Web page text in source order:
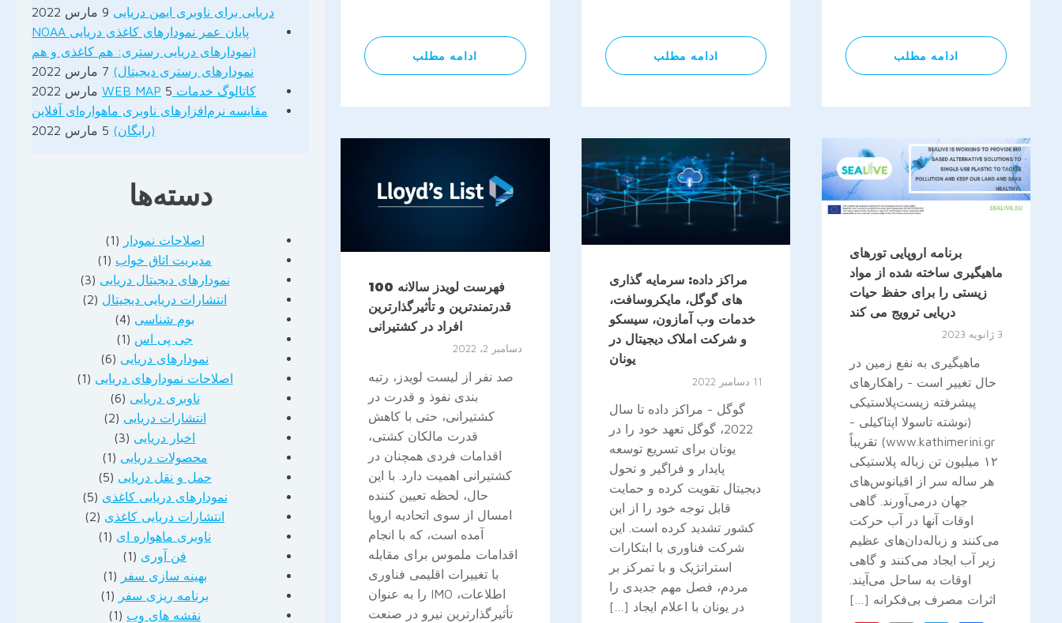
ادامه مطلب ادامه مطلب ادامه مطلب
برنامه اروپایی تورهای
ماهیگیری ساخته شده از مواد
زیستی را برای حفظ حیات
دریایی ترویج می کند
3 ژانویه 2023
ماهیگیری به نفع زمین در
حال تغییر است - راهکارهای
پیشرفته زیست‌پلاستیکی
(نوشته تاسولا اپتاکیلی -
www.kathimerini.gr) تقریباً
۱۲ میلیون تن زباله پلاستیکی
هر ساله سر از اقیانوس‌های
جهان درمی‌آورند. گاهی
اوقات آنها در آب حرکت
می‌کنند و زباله‌دان‌های عظیم
زیر آب ایجاد می‌کنند و گاهی
اوقات به ساحل می‌آیند.
اثرات مصرف بی‌فکرانه […]
مراکز داده: سرمایه گذاری
های گوگل، مایکروسافت،
خدمات وب آمازون، سیسکو
و شرکت املاک دیجیتال در
یونان
11 دسامبر 2022
گوگل - مراکز داده تا سال
2022، گوگل تعهد خود را در
یونان برای تسریع توسعه
پایدار و فراگیر و تحول
دیجیتال تقویت کرده و حمایت
قابل توجه خود را از این
کشور تشدید کرده است. این
شرکت فناوری با ابتکارات
استراتژیک و با تمرکز بر
مردم، فصل مهم جدیدی را
در یونان با اعلام ایجاد […]
فهرست لویدز سالانه 100
قدرتمندترین و تأثیرگذارترین
افراد در کشتیرانی
دسامبر 2، 2022
صد نفر از لیست لویدز، رتبه
بندی نفوذ و قدرت در
کشتیرانی، حتی با کاهش
قدرت مالکان کشتی،
اقدامات فردی همچنان در
کشتیرانی اهمیت دارد. با این
حال، لحظه تعیین کننده
امسال از سوی اتحادیه اروپا
آمده است، که با انجام
اقدامات ملموس برای مقابله
با تغییرات اقلیمی فناوری
اطلاعات، IMO را به عنوان
تأثیرگذارترین نیرو در صنعت
دریایی برای ناوبری ایمن دریایی 9 مارس 2022
پایان عمر نمودارهای کاغذی دریایی NOAA
(نمودارهای دریایی رستری: هم کاغذی و هم
نمودارهای رستری دیجیتال) 7 مارس 2022
کاتالوگ خدمات WEB MAP 5 مارس 2022
مقایسه نرم‌افزارهای ناوبری ماهواره‌ای آفلاین
(رایگان) 5 مارس 2022
دسته‌ها
اصلاحات نمودار
(1)
مدیریت اتاق خواب (1)
نمودارهای دیجیتال دریایی (3)
انتشارات دریایی دیجیتال (2)
بوم شناسی (4)
جی پی اس (1)
نمودارهای دریایی (6)
اصلاحات نمودارهای دریایی (1)
ناوبری دریایی (6)
انتشارات دریایی (2)
اخبار دریایی (3)
محصولات دریایی (1)
حمل و نقل دریایی (5)
نمودارهای دریایی کاغذی (5)
انتشارات دریایی کاغذی (2)
ناوبری ماهواره ای (1)
فن آوری (1)
بهینه سازی سفر
(1)
برنامه ریزی سفر
(1)
نقشه های وب (1)